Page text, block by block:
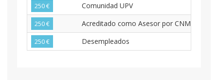
250 € Comunidad UPV
250 € Acreditado como Asesor por CNMV
250 € Desempleados